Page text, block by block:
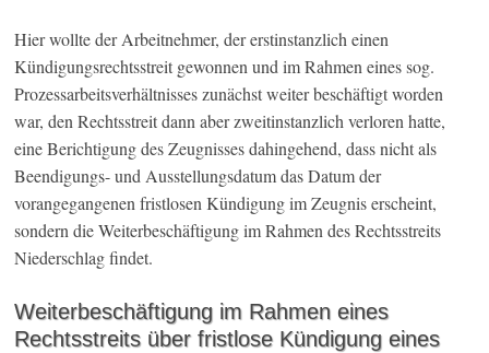
Hier wollte der Arbeitnehmer, der erstinstanzlich einen
Kündigungsrechtsstreit gewonnen und im Rahmen eines sog.
Prozessarbeitsverhältnisses zunächst weiter beschäftigt worden
war, den Rechtsstreit dann aber zweitinstanzlich verloren hatte,
eine Berichtigung des Zeugnisses dahingehend, dass nicht als
Beendigungs- und Ausstellungsdatum das Datum der
vorangegangenen fristlosen Kündigung im Zeugnis erscheint,
sondern die Weiterbeschäftigung im Rahmen des Rechtsstreits
Niederschlag findet.
Weiterbeschäftigung im Rahmen eines
Rechtsstreits über fristlose Kündigung eines